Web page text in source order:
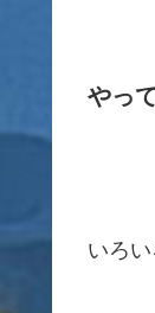
やっ
いろ